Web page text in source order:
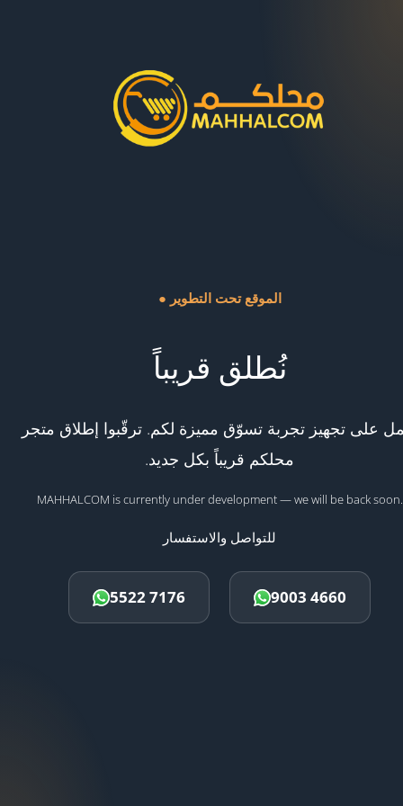
● الموقع تحت التطوير
نُطلق قريباً
على تجهيز تجربة تسوّق مميزة لكم. ترقّبوا إطلاق متجر
محلكم قريباً بكل جديد.
MAHHALCOM is currently under development — we will be back soon.
للتواصل والاستفسار
5522 7176 9003 4660